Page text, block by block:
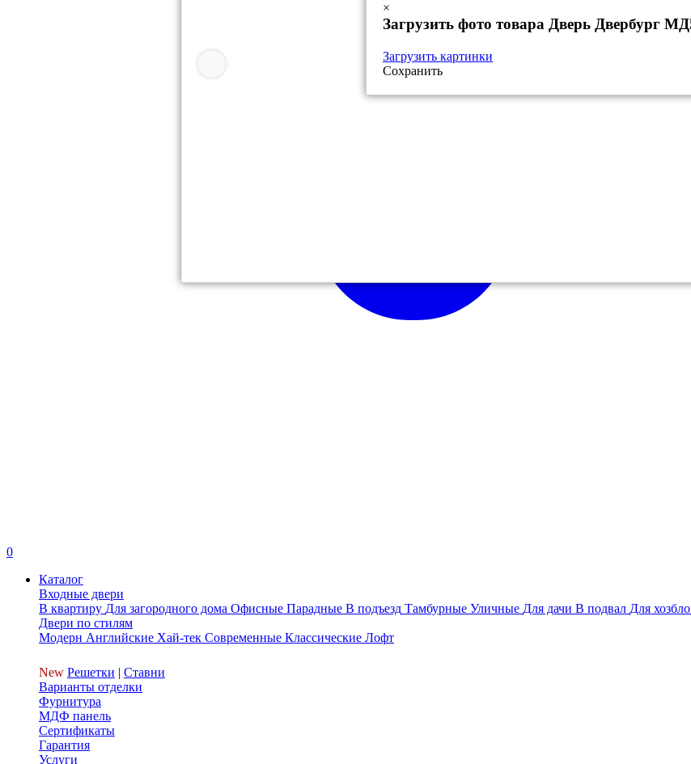
0
Каталог
Входные двери
В квартиру Для загородного дома Офисные Парадные В подъезд Тамбурные Уличные Для дачи В подвал Для
Двери по стилям
Модерн Английские Хай-тек Современные Классические Лофт
New Решетки | Ставни
Варианты отделки
Фурнитура
МДФ панель
Сертификаты
Гарантия
Услуги
×
Загрузить фото товара Дверь Двербург
Загрузить картинки
Сохранить